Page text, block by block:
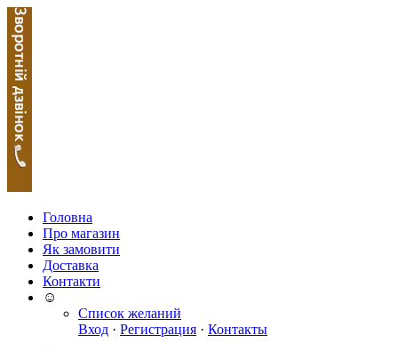
Головна
Про магазин
Як замовити
Доставка
Контакти
☺
Список желаний
Вход · Регистрация · Контакты